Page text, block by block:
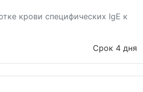
крови специфических IgE к
Срок 4 дня